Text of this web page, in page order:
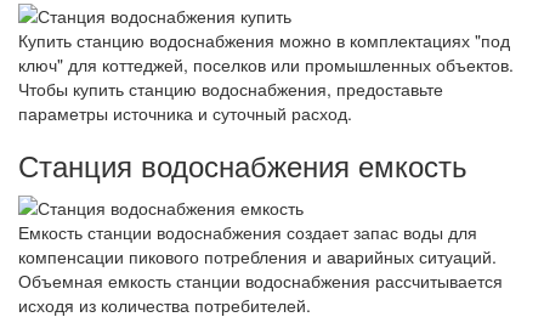
Купить станцию водоснабжения можно в комплектациях "под
ключ" для коттеджей, поселков или промышленных объектов.
Чтобы купить станцию водоснабжения, предоставьте
параметры источника и суточный расход.
Станция водоснабжения емкость
Емкость станции водоснабжения создает запас воды для
компенсации пикового потребления и аварийных ситуаций.
Объемная емкость станции водоснабжения рассчитывается
исходя из количества потребителей.